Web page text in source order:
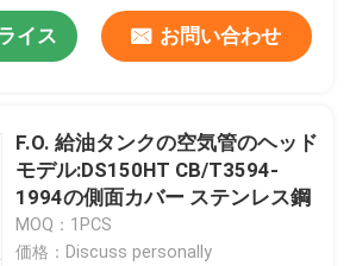
イス お問い合わせ
F.O. 給油タンクの空気管のヘッド
モデル:DS150HT CB/T3594-
1994の側面カバー ステンレス鋼
MOQ：1PCS
価格：Discuss personally